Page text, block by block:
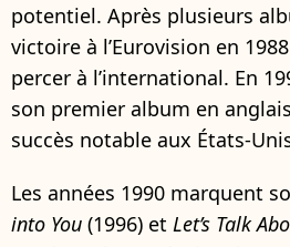
potentiel. Après plusieurs
victoire à l’Eurovision en
percer à l’international. En
son premier album en
succès notable aux États-
Les années 1990 marquent
into You (1996) et Let’s Talk